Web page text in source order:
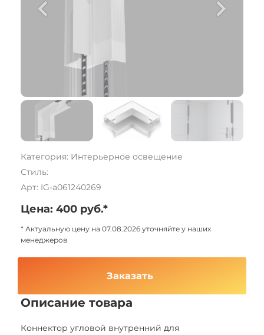
Категория: Интерьерное освещение
Стиль:
Арт: IG-a061240269
Цена: 400 руб.*
* Актуальную цену на 07.08.2026 уточняйте у наших
менеджеров
Заказать
Описание товара
Коннектор угловой внутренний для